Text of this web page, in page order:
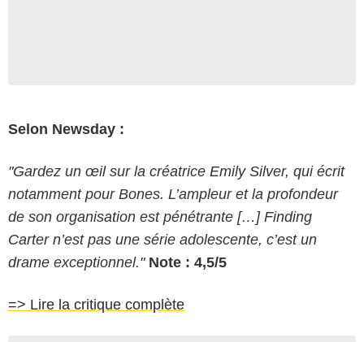
Selon Newsday :
"Gardez un œil sur la créatrice Emily Silver, qui écrit
notamment pour Bones. L’ampleur et la profondeur
de son organisation est pénétrante […] Finding
Carter n’est pas une série adolescente, c’est un
drame exceptionnel." Note : 4,5/5
=> Lire la critique complète